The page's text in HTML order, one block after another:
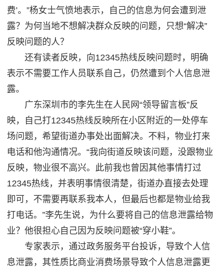
费’。”杨女士气愤地表示，自己的信息为何会遭到泄
露？为何当地不想解决群众反映的问题，只想“解决”
反映问题的人？
还有读者反映，向12345热线反映问题时，明确
表示不需要工作人员联系自己，仍然遭到个人信息泄
露。
广东深圳市的李先生在人民网“领导留言板”反
映，自己打12345热线反映所在小区附近的一处停车
场问题，希望街道办事处出面解决。不料，物业打来
电话和他沟通情况。“我向街道反映该问题，没跟物业
反映，物业很不高兴。此前我也曾因其他事情打过
12345热线，并表明事情很清楚，街道办直接去处理
即可，不需要再联系我本人，但最后也都是物业给我
打电话。”李先生说，为什么要将自己的信息泄露给物
业？他很担心自己因为反映问题被“穿小鞋”。
专家表示，通过政务服务平台投诉，导致个人信
息泄露，其性质比商业消费场景导致个人信息泄露更